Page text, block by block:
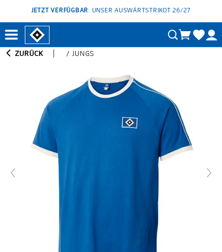
JETZT VERFÜGBAR: UNSER AUSWÄRTSTRIKOT 26/27
ZURÜCK /JUNGS